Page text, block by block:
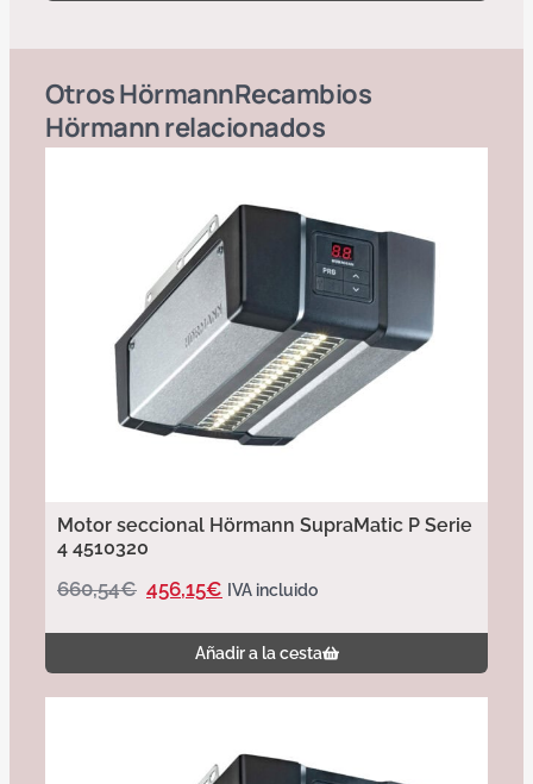
OtrosHörmannRecambios
Hörmannrelacionados
Motor seccional Hörmann SupraMatic P Serie
4 4510320
660,54€ 456,15€ IVA incluido
Añadir a la cesta